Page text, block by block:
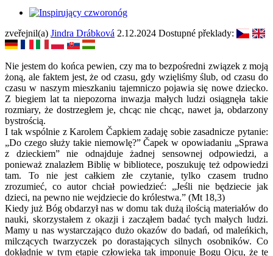
zveřejnil(a) Jindra Drábková 2.12.2024 Dostupné překlady:
Nie jestem do końca pewien, czy ma to bezpośredni związek z moją
żoną, ale faktem jest, że od czasu, gdy wzięliśmy ślub, od czasu do
czasu w naszym mieszkaniu tajemniczo pojawia się nowe dziecko.
Z biegiem lat ta niepozorna inwazja małych ludzi osiągnęła takie
rozmiary, że dostrzegłem je, chcąc nie chcąc, nawet ja, obdarzony
bystrością.
I tak wspólnie z Karolem Čapkiem zadaję sobie zasadnicze pytanie:
„Do czego służy takie niemowlę?” Čapek w opowiadaniu „Sprawa
z dzieckiem” nie odnajduje żadnej sensownej odpowiedzi, a
ponieważ znalazłem Biblię w bibliotece, poszukuję też odpowiedzi
tam. To nie jest całkiem złe czytanie, tylko czasem trudno
zrozumieć, co autor chciał powiedzieć: „Jeśli nie będziecie jak
dzieci, na pewno nie wejdziecie do królestwa.” (Mt 18,3)
Kiedy już Bóg obdarzył nas w domu tak dużą ilością materiałów do
nauki, skorzystałem z okazji i zacząłem badać tych małych ludzi.
Mamy u nas wystarczająco dużo okazów do badań, od maleńkich,
milczących twarzyczek po dorastających silnych osobników. Co
dokładnie w tym etapie człowieka tak imponuje Bogu Ojcu, że te